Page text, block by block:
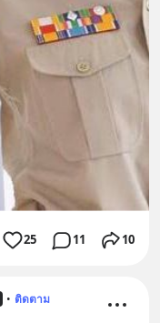
25 11 10
• ติดตาม